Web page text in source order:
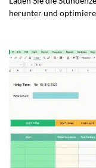
herunter und